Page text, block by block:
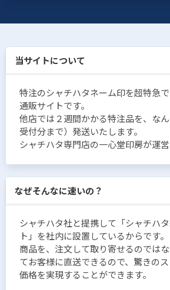
当サイトについて
特注のシャチハタネーム印を超特急
通販サイトです。
他店では２週間かかる特注品を、な
受付分まで）発送いたします。
シャチハタ専門店の一心堂印房が運営
なぜそんなに速いの？
シャチハタ社と提携して「シャチハ
ト」を社内に設置しているからです。
商品を、注文して取り寄せるのでは
てお客様に直送できるので、驚きの
価格を実現することができます。